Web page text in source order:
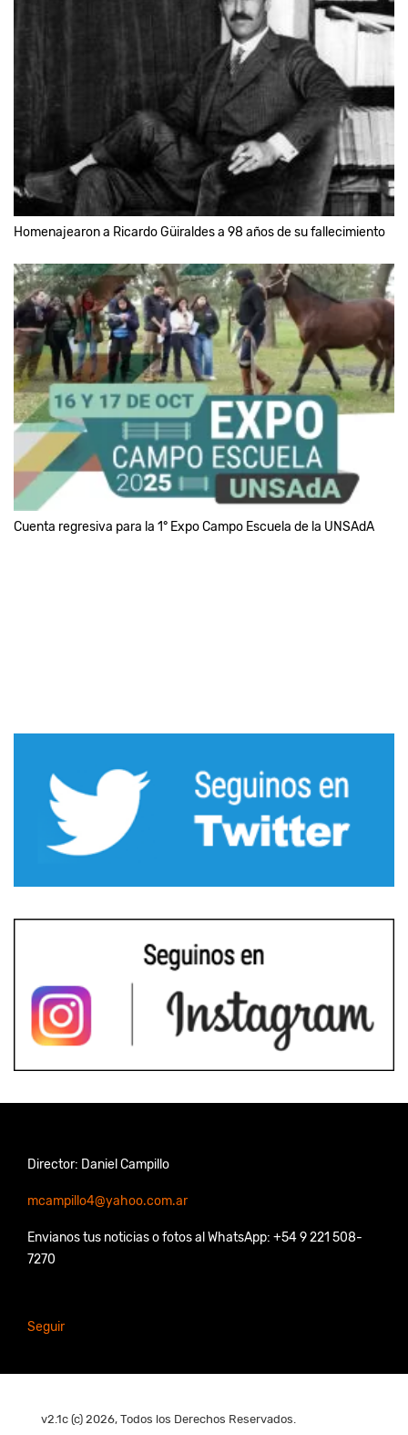
Homenajearon a Ricardo Güiraldes a 98 años de su fallecimiento
Cuenta regresiva para la 1° Expo Campo Escuela de la UNSAdA
Director: Daniel Campillo
mcampillo4@yahoo.com.ar
Envianos tus noticias o fotos al WhatsApp: +54 9 221 508-
7270
Seguir
v2.1c (c) 2026, Todos los Derechos Reservados.